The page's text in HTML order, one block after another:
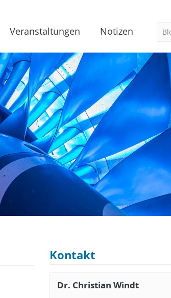
Veranstaltungen Notizen
Kontakt
Dr. Christian Windt